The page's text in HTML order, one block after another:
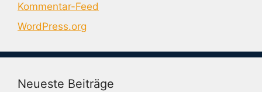
Kommentar-Feed
WordPress.org
Neueste Beiträge